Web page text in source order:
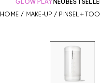
GLOW PLAY NEU
HOME / MAKE-UP / PINSEL +